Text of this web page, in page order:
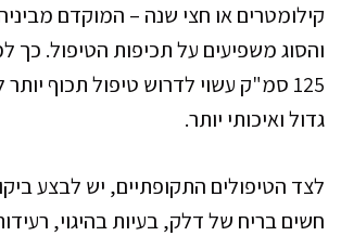
קילומטרים או חצי שנה – המוקדם
והסוג משפיעים על תכיפות הטיפול. כך
125 סמ"ק עשוי לדרוש טיפול תכוף
גדול ואיכותי יותר.
לצד הטיפולים התקופתיים, יש לבצע
חשים בריח של דלק, בעיות בהיגוי,